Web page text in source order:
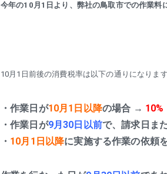
今年の10月1日より、弊社の鳥取市での作業料
10月1日前後の消費税率は以下の通りになります
・作業日が10月1日以降の場合 → 10%
・作業日が9月30日以前で、請求日ま
・ 10月1日以降に実施する作業の依頼を